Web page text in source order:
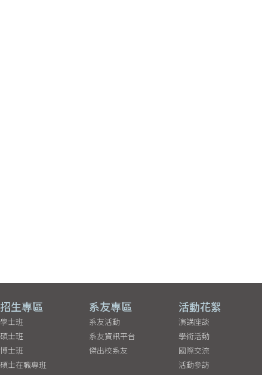
招生專區
學士班
碩士班
博士班
碩士在職專班
系友專區
系友活動
系友資訊平台
傑出校系友
活動花絮
演講座談
學術活動
國際交流
活動參訪